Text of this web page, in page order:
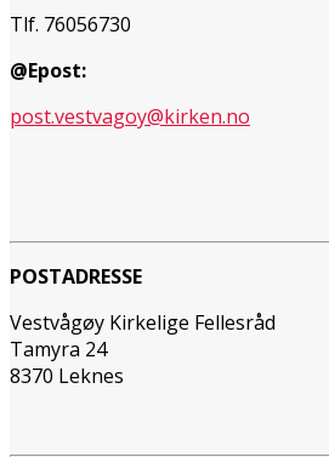
Tlf. 76056730
@Epost:
post.vestvagoy@kirken.no
POSTADRESSE
Vestvågøy Kirkelige Fellesråd
Tamyra 24
8370 Leknes